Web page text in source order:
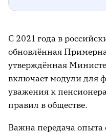
С 2021 года в
обновлённая
утверждённая
включает модули для
уважения к
правил в обществе.
Важна передача опыта